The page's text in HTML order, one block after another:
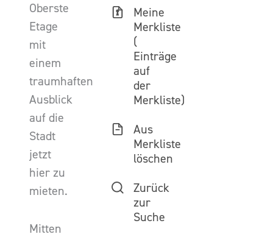
Oberste
Etage
mit
einem
traumhaften
Ausblick
auf die
Stadt
jetzt
hier zu
mieten.
Mitten
Meine
Merkliste
(
Einträge
auf
der
Merkliste)
Aus
Merkliste
löschen
Zurück
zur
Suche